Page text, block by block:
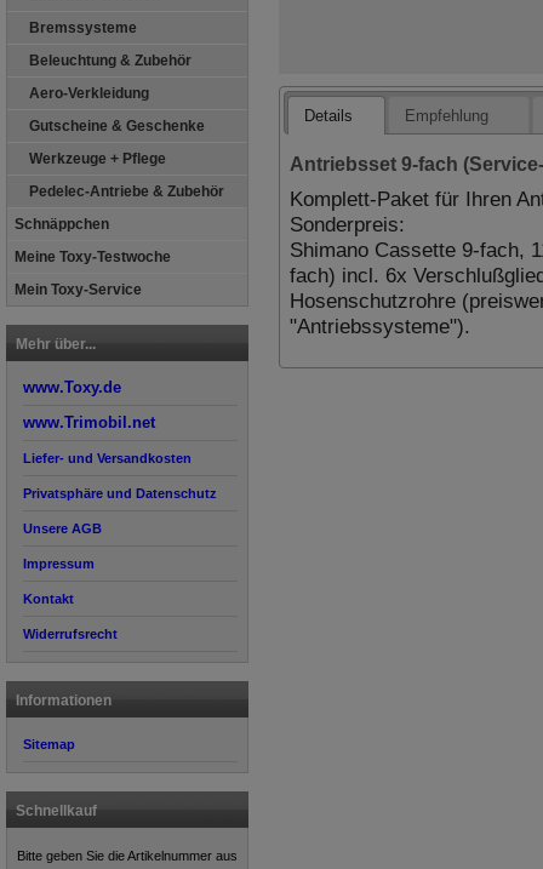
Bremssysteme
Beleuchtung & Zubehör
Aero-Verkleidung
Gutscheine & Geschenke
Werkzeuge + Pflege
Pedelec-Antriebe & Zubehör
Schnäppchen
Meine Toxy-Testwoche
Mein Toxy-Service
Mehr über...
www.Toxy.de
www.Trimobil.net
Liefer- und Versandkosten
Privatsphäre und Datenschutz
Unsere AGB
Impressum
Kontakt
Widerrufsrecht
Informationen
Sitemap
Schnellkauf
Bitte geben Sie die Artikelnummer aus
Details Empfehlung
Antriebsset 9-fach
Komplett-Paket für Ihren
Sonderpreis:
Shimano Cassette 9-fach,
fach) incl. 6x
Hosenschutzrohre
"Antriebssysteme").